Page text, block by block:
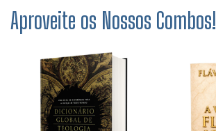
Aproveite os Nossos Combos!